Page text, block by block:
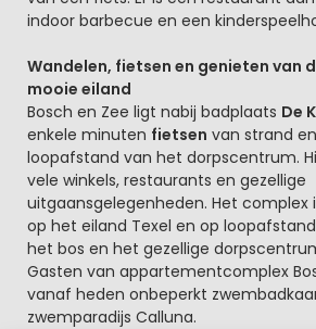
indoor barbecue en een
Wandelen, fietsen en genieten van
mooie eiland
Bosch en Zee ligt nabij badplaats De
enkele minuten fietsen van strand
loopafstand van het dorpscentrum.
vele winkels, restaurants en gezellige
uitgaansgelegenheden. Het complex
op het eiland Texel en op
het bos en het gezellige
Gasten van appartementcomplex
vanaf heden onbeperkt
zwemparadijs Calluna.